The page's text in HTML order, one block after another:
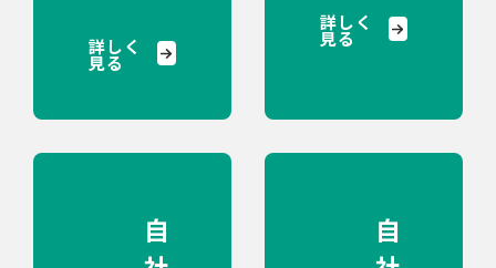
詳しく
見る
詳しく
見る
自
自